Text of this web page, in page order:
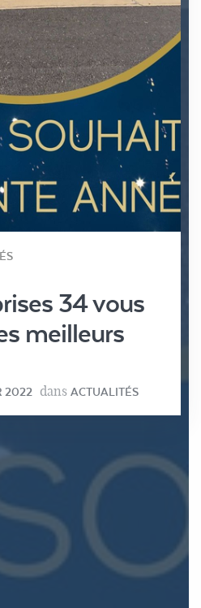
34 vous
meilleurs
2022 dans ACTUALITÉS
!
Entreprises 34 !
meilleurs vœux pour cette
sera de bon augure